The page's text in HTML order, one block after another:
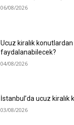
06/08/2026
Ucuz kiralık
faydalanabilecek?
04/08/2026
İstanbul’da ucuz kiralık
03/08/2026